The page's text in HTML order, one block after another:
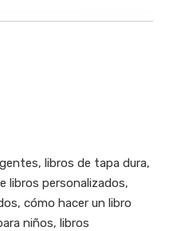
libros de tapa dura,
libros personalizados,
cómo hacer un libro
niños, libros